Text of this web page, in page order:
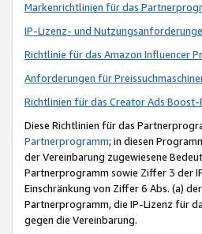
Markenrichtlinien für das
IP-Lizenz- und
Richtlinie für das Amazon Influencer
Anforderungen für
Richtlinien für das Creator Ads
Diese Richtlinien für das
Partnerprogramm; in diesen
der Vereinbarung zugewiesene
Partnerprogramm sowie Ziffer 3 der
Einschränkung von Ziffer 6 Abs. (a)
Partnerprogramm, die IP-Lizenz für
gegen die Vereinbarung.